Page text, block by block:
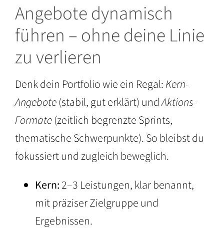
Angebote dynamisch
führen – ohne deine Linie
zu verlieren
Denk dein Portfolio wie ein Regal:Kern-
Angebote(stabil, gut erklärt) undAktions-
Formate(zeitlich begrenzte Sprints,
thematische Schwerpunkte). So bleibst du
fokussiert und zugleich beweglich.
Kern:2–3 Leistungen, klar benannt,
mit präziser Zielgruppe und
Ergebnissen.